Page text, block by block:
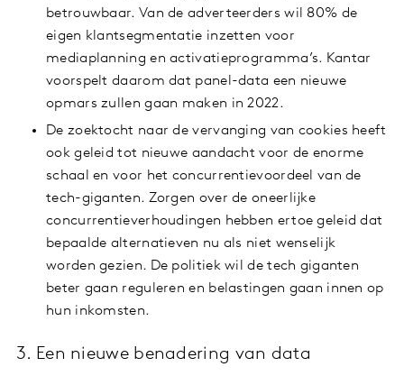
betrouwbaar. Van de adverteerders wil 80% de
eigen klantsegmentatie inzetten voor
mediaplanning en activatieprogramma’s. Kantar
voorspelt daarom dat panel-data een nieuwe
opmars zullen gaan maken in 2022.
De zoektocht naar de vervanging van cookies heeft
ook geleid tot nieuwe aandacht voor de enorme
schaal en voor het concurrentievoordeel van de
tech-giganten. Zorgen over de oneerlijke
concurrentieverhoudingen hebben ertoe geleid dat
bepaalde alternatieven nu als niet wenselijk
worden gezien. De politiek wil de tech giganten
beter gaan reguleren en belastingen gaan innen op
hun inkomsten.
3. Een nieuwe benadering van data